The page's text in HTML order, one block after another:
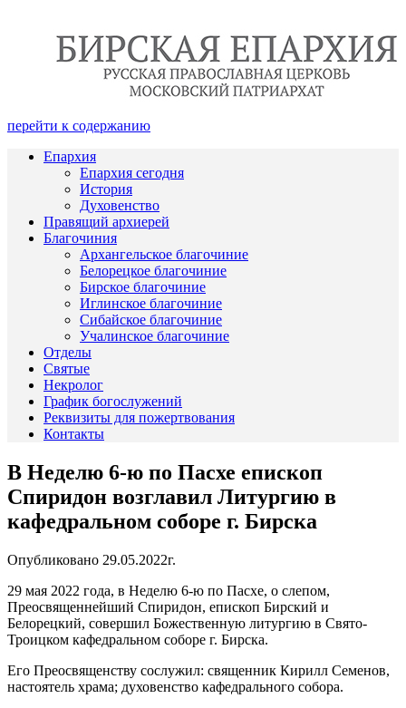
перейти к содержанию
Епархия
Епархия сегодня
История
Духовенство
Правящий архиерей
Благочиния
Архангельское благочиние
Белорецкое благочиние
Бирское благочиние
Иглинское благочиние
Сибайское благочиние
Учалинское благочиние
Отделы
Святые
Некролог
График богослужений
Реквизиты для пожертвования
Контакты
В Неделю 6-ю по Пасхе епископ
Спиридон возглавил Литургию в
кафедральном соборе г. Бирска
Опубликовано 29.05.2022г.
29 мая 2022 года, в Неделю 6-ю по Пасхе, о слепом,
Преосвященнейший Спиридон, епископ Бирский и
Белорецкий, совершил Божественную литургию в Свято-
Троицком кафедральном соборе г. Бирска.
Его Преосвященству сослужил: священник Кирилл Семенов,
настоятель храма; духовенство кафедрального собора.